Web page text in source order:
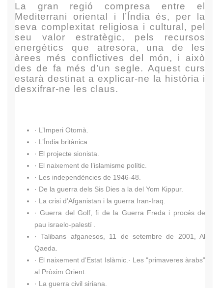
La gran regió compresa entre el
Mediterrani oriental i l’Índia és, per la
seva complexitat religiosa i cultural, pel
seu valor estratègic, pels recursos
energètics que atresora, una de les
àrees més conflictives del món, i això
des de fa més d’un segle. Aquest curs
estarà destinat a explicar-ne la història i
desxifrar-ne les claus.
· L’Imperi Otomà.
· L’Índia britànica.
· El projecte sionista.
· El naixement de l’islamisme polític.
· Les independències de 1946-48.
· De la guerra dels Sis Dies a la del Yom Kippur.
· La crisi d’Afganistan i la guerra Iran-Iraq.
·Guerra del Golf, fi de la Guerra Freda i procés de
pau israelo-palestí .
·Talibans afganesos, 11 de setembre de 2001, Al
Qaeda.
· El naixement d’Estat Islàmic. · Les "primaveres àrabs”
al Pròxim Orient.
· La guerra civil siriana.